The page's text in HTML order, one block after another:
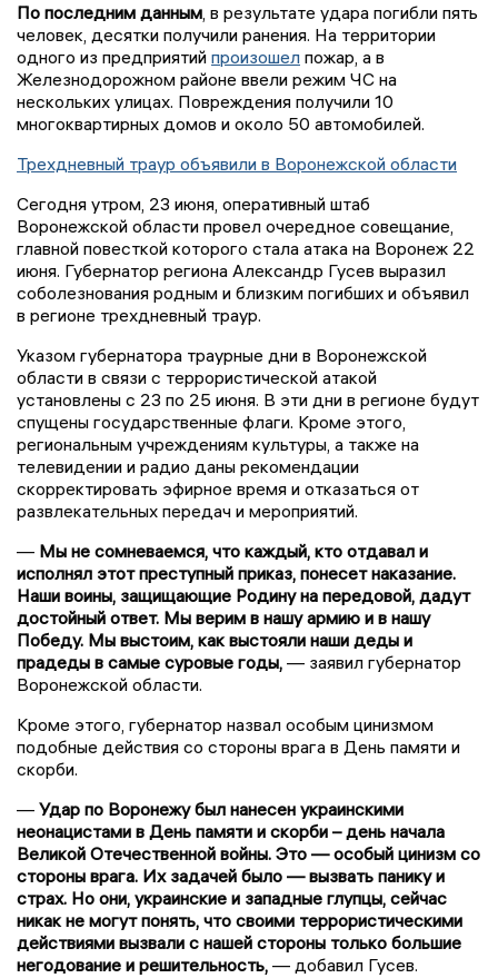
По последним данным, в результате удара погибли пять
человек, десятки получили ранения. На территории
одного из предприятий произошел пожар, а в
Железнодорожном районе ввели режим ЧС на
нескольких улицах. Повреждения получили 10
многоквартирных домов и около 50 автомобилей.
Трехдневный траур объявили в Воронежской области
Сегодня утром, 23 июня, оперативный штаб
Воронежской области провел очередное совещание,
главной повесткой которого стала атака на Воронеж 22
июня. Губернатор региона Александр Гусев выразил
соболезнования родным и близким погибших и объявил
в регионе трехдневный траур.
Указом губернатора траурные дни в Воронежской
области в связи с террористической атакой
установлены с 23 по 25 июня. В эти дни в регионе будут
спущены государственные флаги. Кроме этого,
региональным учреждениям культуры, а также на
телевидении и радио даны рекомендации
скорректировать эфирное время и отказаться от
развлекательных передач и мероприятий.
— Мы не сомневаемся, что каждый, кто отдавал и
исполнял этот преступный приказ, понесет наказание.
Наши воины, защищающие Родину на передовой, дадут
достойный ответ. Мы верим в нашу армию и в нашу
Победу. Мы выстоим, как выстояли наши деды и
прадеды в самые суровые годы, — заявил губернатор
Воронежской области.
Кроме этого, губернатор назвал особым цинизмом
подобные действия со стороны врага в День памяти и
скорби.
— Удар по Воронежу был нанесен украинскими
неонацистами в День памяти и скорби – день начала
Великой Отечественной войны. Это — особый цинизм со
стороны врага. Их задачей было — вызвать панику и
страх. Но они, украинские и западные глупцы, сейчас
никак не могут понять, что своими террористическими
действиями вызвали с нашей стороны только большие
негодование и решительность, — добавил Гусев.